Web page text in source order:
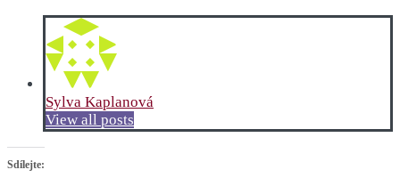
Sylva Kaplanová
View all posts
Sdílejte: